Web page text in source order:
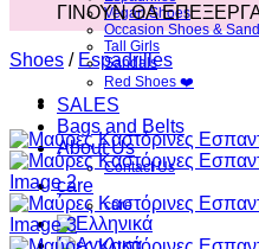
Vegan Shoes
Occasion Shoes &
Tall Girls
Sandals
Red Shoes ❤️
SALES
Bags and Belts
About Us
Contact Us
care
care
ΓΙΝΟΥΝ ΘΑ
Shoes / Espadrilles